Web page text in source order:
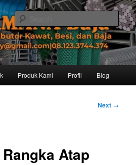
Distributor Baja Besi
Supplier Besi Baja, Jual besi beton. Info
08.123.3744.374. Dgn harga yg kompetitif,
ramah, kami siap melayani segala kebutuhan
Produk Kami Profil Blog
Next →
Atap